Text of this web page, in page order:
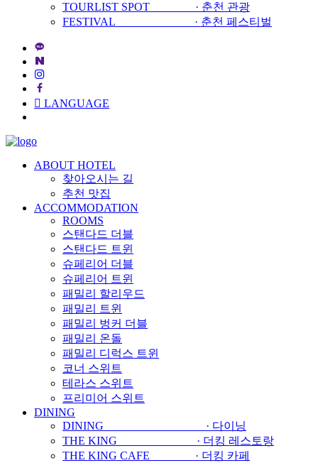
TOURLIST SPOT · 춘천 관광
FESTIVAL · 춘천 페스티벌
LANGUAGE
ABOUT HOTEL
찾아오시는 길
추천 맛집
ACCOMMODATION
ROOMS
스탠다드 더블
스탠다드 트윈
슈페리어 더블
슈페리어 트윈
패밀리 할리우드
패밀리 트윈
패밀리 벙커 더블
패밀리 온돌
패밀리 디럭스 트윈
코너 스위트
테라스 스위트
프리미어 스위트
DINING
DINING · 다이닝
THE KING · 더킹 레스토랑
THE KING CAFE · 더킹 카페